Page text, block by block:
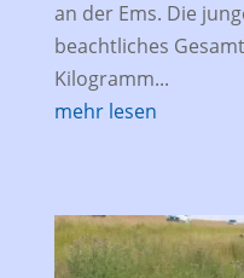
an der Ems. Die
beachtliches
Kilogramm...
mehr lesen